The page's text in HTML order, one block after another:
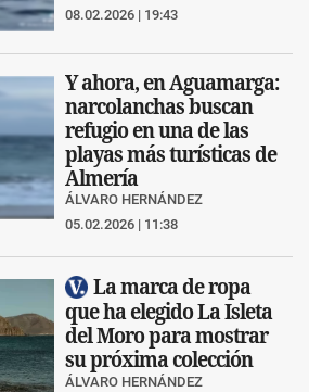
08.02.2026 | 19:43
Y ahora, en Aguamarga:
narcolanchas buscan
refugio en una de las
playas más turísticas de
Almería
ÁLVARO HERNÁNDEZ
05.02.2026 | 11:38
La marca de ropa
que ha elegido La Isleta
del Moro para mostrar
su próxima colección
ÁLVARO HERNÁNDEZ